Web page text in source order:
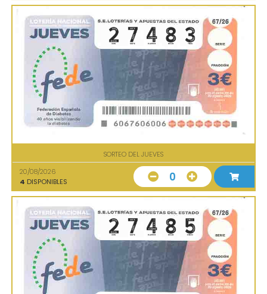
SORTEO DEL JUEVES
20/08/2026
4 DISPONIBLES 0